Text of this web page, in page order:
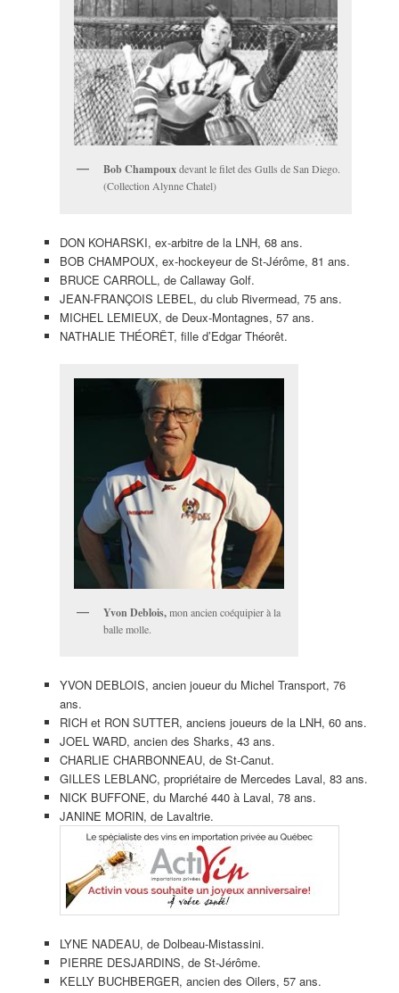
Bob Champouxdevant le filet des Gulls de San Diego.
(Collection Alynne Chatel)
DON KOHARSKI, ex-arbitre de la LNH, 68 ans.
BOB CHAMPOUX, ex-hockeyeur de St-Jérôme, 81 ans.
BRUCE CARROLL, de Callaway Golf.
JEAN-FRANÇOIS LEBEL, du club Rivermead, 75 ans.
MICHEL LEMIEUX, de Deux-Montagnes, 57 ans.
NATHALIE THÉORÊT, fille d’Edgar Théorêt.
Yvon Deblois,mon ancien coéquipier à la
balle molle.
YVON DEBLOIS, ancien joueur du Michel Transport, 76
ans.
RICH et RON SUTTER, anciens joueurs de la LNH, 60 ans.
JOEL WARD, ancien des Sharks, 43 ans.
CHARLIE CHARBONNEAU, de St-Canut.
GILLES LEBLANC, propriétaire de Mercedes Laval, 83 ans.
NICK BUFFONE, du Marché 440 à Laval, 78 ans.
JANINE MORIN, de Lavaltrie.
LYNE NADEAU, de Dolbeau-Mistassini.
PIERRE DESJARDINS, de St-Jérôme.
KELLY BUCHBERGER, ancien des Oilers, 57 ans.